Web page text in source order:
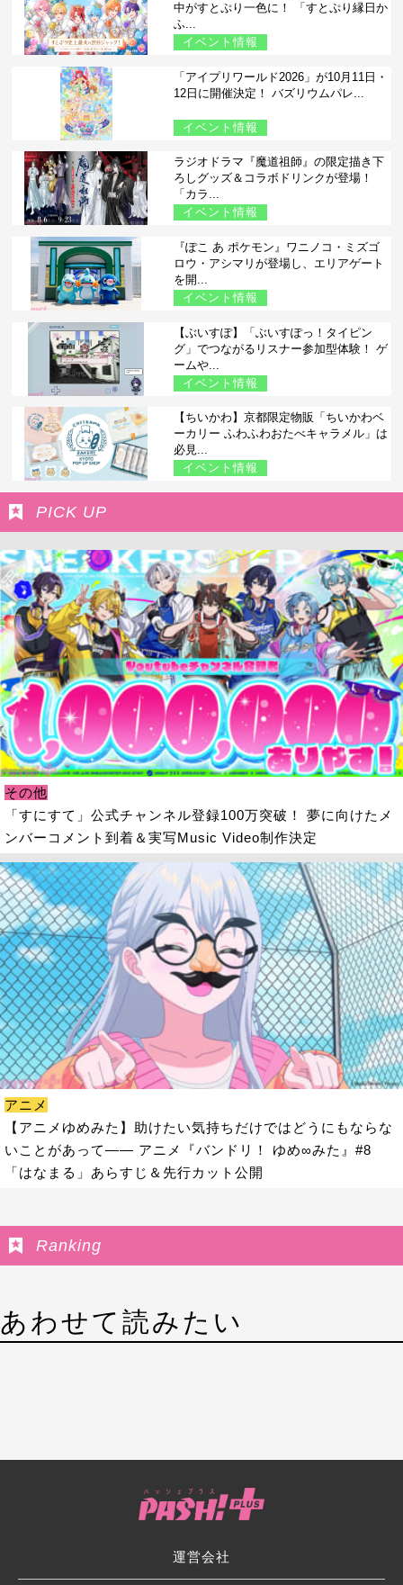
中がすとぷり一色に！ 「すとぷり縁日か
ふ...
イベント情報
「アイプリワールド2026」が10月11日・
12日に開催決定！ バズリウムパレ...
イベント情報
ラジオドラマ『魔道祖師』の限定描き下
ろしグッズ＆コラボドリンクが登場！
「カラ...
イベント情報
『ぽこ あ ポケモン』ワニノコ・ミズゴ
ロウ・アシマリが登場し、エリアゲート
を開...
イベント情報
【ぶいすぽ】「ぶいすぽっ！タイピン
グ」でつながるリスナー参加型体験！ ゲ
ームや...
イベント情報
【ちいかわ】京都限定物販「ちいかわベ
ーカリー ふわふわおたべキャラメル」は
必見...
イベント情報
PICK UP
その他
「すにすて」公式チャンネル登録100万突破！ 夢に向けたメ
ンバーコメント到着＆実写Music Video制作決定
アニメ
【アニメゆめみた】助けたい気持ちだけではどうにもならな
いことがあって―― アニメ『バンドリ！ ゆめ∞みた』#8
「はなまる」あらすじ＆先行カット公開
Ranking
あわせて読みたい
運営会社